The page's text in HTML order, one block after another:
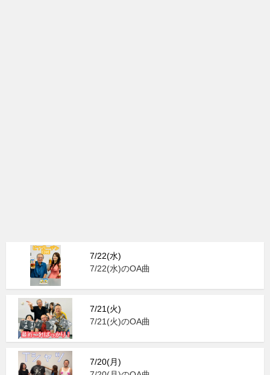
7/22(水)
7/22(水)のOA曲
7/21(火)
7/21(火)のOA曲
7/20(月)